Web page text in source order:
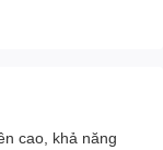
cao, khả năng